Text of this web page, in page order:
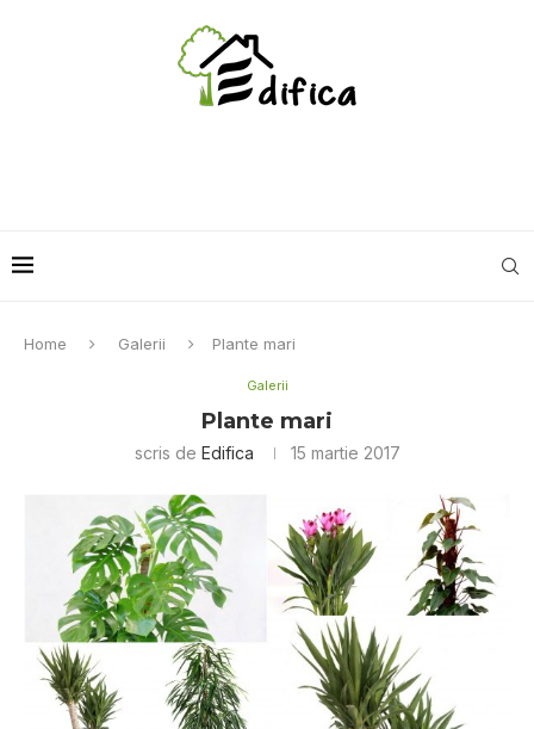
Home Galerii Plante mari
Galerii
Plante mari
scris de Edifica 15 martie 2017